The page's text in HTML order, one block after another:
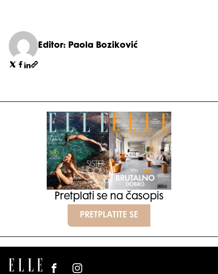
Editor: Paola Boziković
Pretplati se na časopis
PRETPLATITE SE